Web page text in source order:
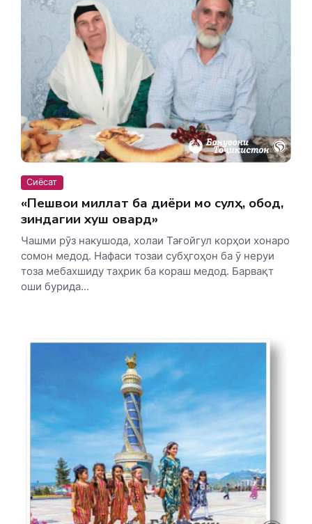
Сиёсат
«Пешвои миллат ба диёри мо сулҳ, ободӣ,
зиндагии хуш овард»
Чашми рӯз накушода, холаи Тағойгул корҳои хонаро
сомон медод. Нафаси тозаи субҳгоҳон ба ӯ неруи
тоза мебахшиду таҳрик ба кораш медод. Барвақт
оши бурида...